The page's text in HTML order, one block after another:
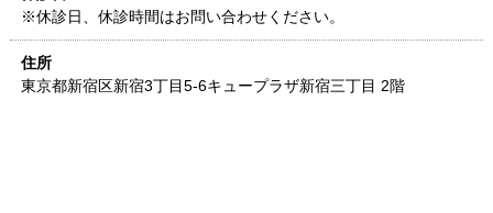
※休診日、休診時間はお問い合わせください。​
住所
東京都新宿区新宿3丁目5-6キュープラザ新宿三丁目 2階